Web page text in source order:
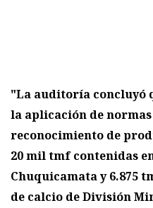
"La auditoría concluyó
la aplicación de
reconocimiento de
20 mil tmf contenidas
Chuquicamata y 6.875
de calcio de División